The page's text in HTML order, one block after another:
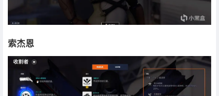
索杰恩